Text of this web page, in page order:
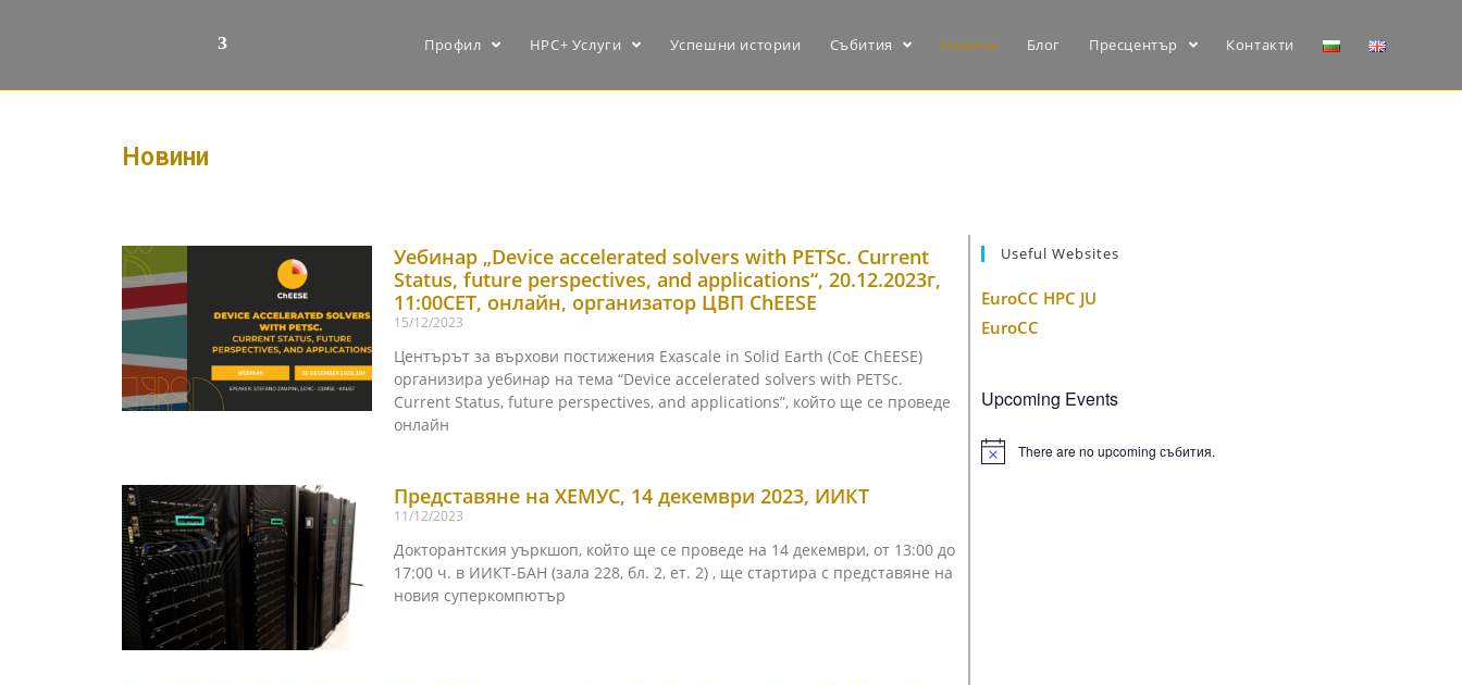
Профил HPC+ Услуги Успешни истории Събития Новини Блог Пресцентър Контакти
Новини
Уебинар „Device accelerated solvers with PETSc. Current
Status, future perspectives, and applications“, 20.12.2023г,
11:00CET, онлайн, организатор ЦВП ChEESE
15/12/2023
Центърът за върхови постижения Exascale in Solid Earth (CoE ChEESE)
организира уебинар на тема “Device accelerated solvers with PETSc.
Current Status, future perspectives, and applications”, който ще се проведе
онлайн
Представяне на ХЕМУС, 14 декември 2023, ИИКТ
11/12/2023
Докторантския уъркшоп, който ще се проведе на 14 декември, от 13:00 до
17:00 ч. в ИИКТ-БАН (зала 228, бл. 2, ет. 2) , ще стартира с представяне на
новия суперкомпютър
Useful Websites
EuroCC HPC JU
EuroCC
Upcoming Events
There are no upcoming събития.